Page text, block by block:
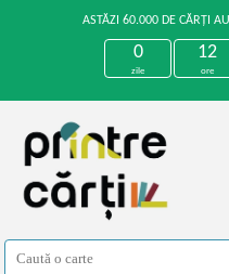
ASTĂZI 60.000 DE CĂRȚI
0
zile
12
ore